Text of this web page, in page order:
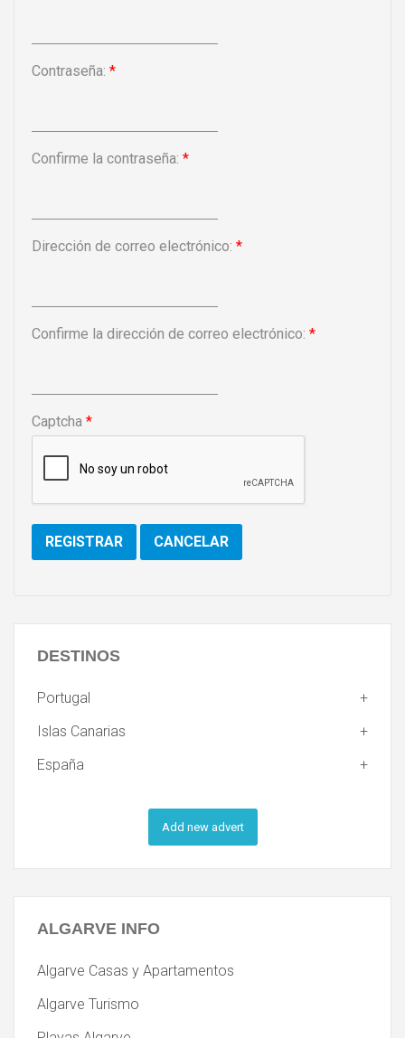
Contraseña: *
Confirme la contraseña: *
Dirección de correo electrónico: *
Confirme la dirección de correo electrónico: *
Captcha *
REGISTRAR CANCELAR
DESTINOS
Portugal
Islas Canarias
España
Add new advert
ALGARVE INFO
Algarve Casas y Apartamentos
Algarve Turismo